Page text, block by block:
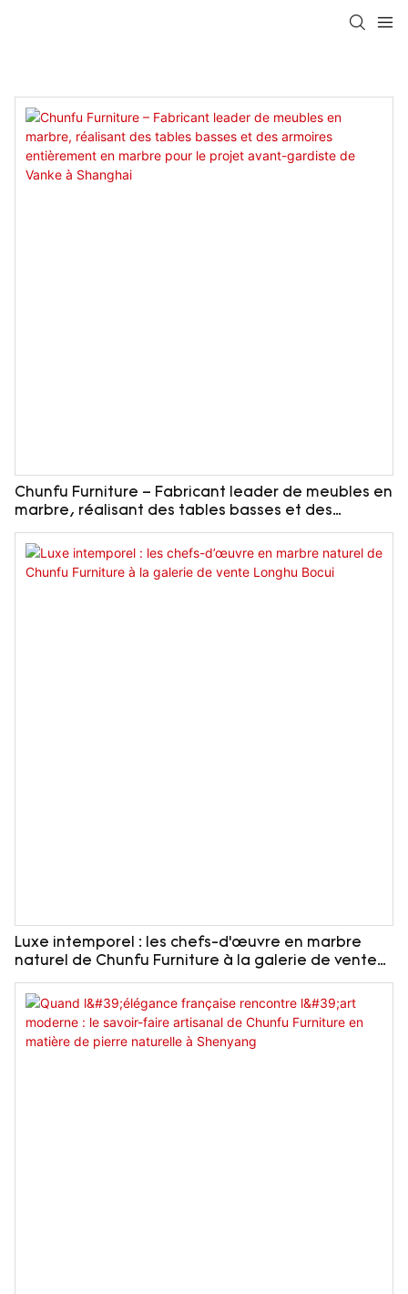
Chunfu Furniture – Fabricant leader de meubles en
marbre, réalisant des tables basses et des
armoires entièrement en marbre pour le projet
avant-gardiste de Vanke à Shanghai
Luxe intemporel : les chefs-d’œuvre en marbre
naturel de Chunfu Furniture à la galerie de vente
Longhu Bocui